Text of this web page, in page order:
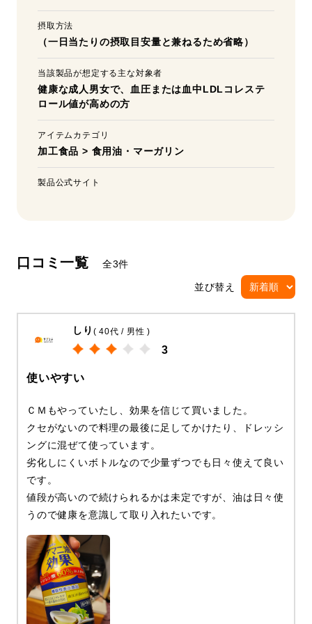
摂取方法
（一日当たりの摂取目安量と兼ねるため省略）
当該製品が想定する主な対象者
健康な成人男女で、血圧または血中LDLコレステ
ロール値が高めの方
アイテムカテゴリ
加工食品 > 食用油・マーガリン
製品公式サイト
口コミ一覧 全3件
並び替え
しり ( 40代 / 男性 )
3
使いやすい
ＣＭもやっていたし、効果を信じて買いました。
クセがないので料理の最後に足してかけたり、ドレッシ
ングに混ぜて使っています。
劣化しにくいボトルなので少量ずつでも日々使えて良い
です。
値段が高いので続けられるかは未定ですが、油は日々使
うので健康を意識して取り入れたいです。